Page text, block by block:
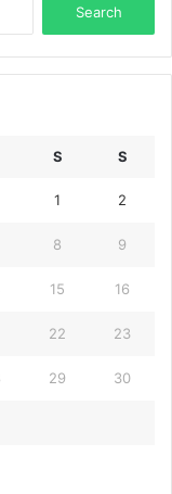
S S
1 2
8 9
15 16
22 23
29 30